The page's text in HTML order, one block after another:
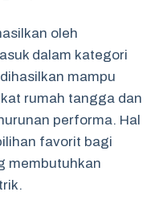
oleh
dalam kategori
mampu
rumah tangga dan
performa. Hal
favorit bagi
membutuhkan